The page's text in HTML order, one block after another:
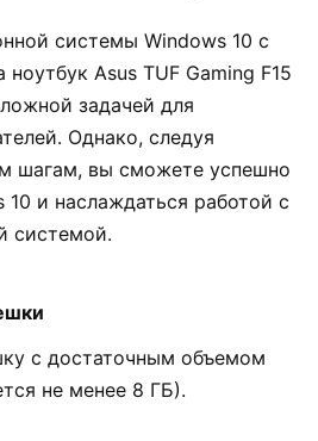
системы Windows 10 с
Asus TUF Gaming F15
задачей для
Однако, следуя
шагам, вы сможете успешно
10 и наслаждаться работой с
системой.
с достаточным объемом
не менее 8 ГБ).